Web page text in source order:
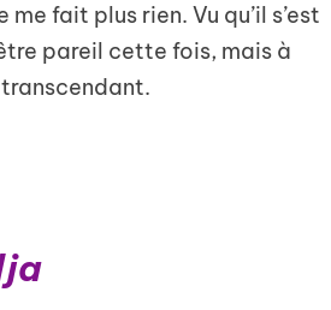
fait plus rien. Vu qu’il s’est
pareil cette fois, mais à